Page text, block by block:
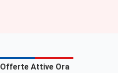
Offerte Attive Ora